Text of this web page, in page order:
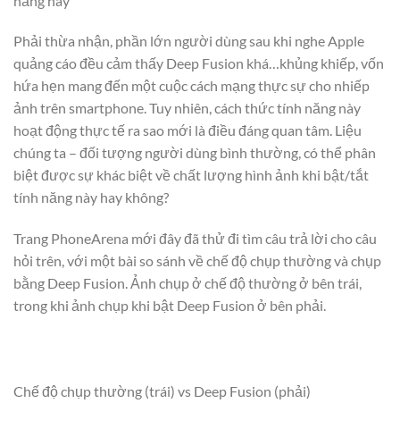
Phải thừa nhận, phần lớn người dùng sau khi nghe Apple
quảng cáo đều cảm thấy Deep Fusion khá…khủng khiếp, vốn
hứa hẹn mang đến một cuộc cách mạng thực sự cho nhiếp
ảnh trên smartphone. Tuy nhiên, cách thức tính năng này
hoạt động thực tế ra sao mới là điều đáng quan tâm. Liệu
chúng ta – đối tượng người dùng bình thường, có thể phân
biệt được sự khác biệt về chất lượng hình ảnh khi bật/tắt
tính năng này hay không?
Trang PhoneArena mới đây đã thử đi tìm câu trả lời cho câu
hỏi trên, với một bài so sánh về chế độ chụp thường và chụp
bằng Deep Fusion. Ảnh chụp ở chế độ thường ở bên trái,
trong khi ảnh chụp khi bật Deep Fusion ở bên phải.
Chế độ chụp thường (trái) vs Deep Fusion (phải)